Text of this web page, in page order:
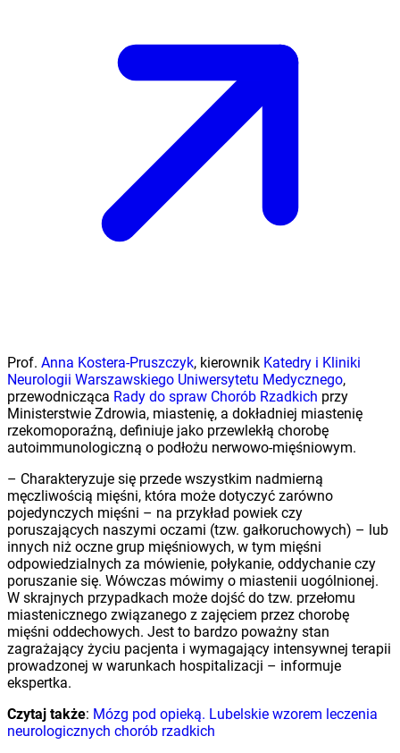
Prof. Anna Kostera-Pruszczyk, kierownik Katedry i Kliniki
Neurologii Warszawskiego Uniwersytetu Medycznego,
przewodnicząca Rady do spraw Chorób Rzadkich przy
Ministerstwie Zdrowia, miastenię, a dokładniej miastenię
rzekomoporaźną, definiuje jako przewlekłą chorobę
autoimmunologiczną o podłożu nerwowo-mięśniowym.
– Charakteryzuje się przede wszystkim nadmierną
męczliwością mięśni, która może dotyczyć zarówno
pojedynczych mięśni – na przykład powiek czy
poruszających naszymi oczami (tzw. gałkoruchowych) – lub
innych niż oczne grup mięśniowych, w tym mięśni
odpowiedzialnych za mówienie, połykanie, oddychanie czy
poruszanie się. Wówczas mówimy o miastenii uogólnionej.
W skrajnych przypadkach może dojść do tzw. przełomu
miastenicznego związanego z zajęciem przez chorobę
mięśni oddechowych. Jest to bardzo poważny stan
zagrażający życiu pacjenta i wymagający intensywnej terapii
prowadzonej w warunkach hospitalizacji – informuje
ekspertka.
Czytaj także: Mózg pod opieką. Lubelskie wzorem leczenia
neurologicznych chorób rzadkich